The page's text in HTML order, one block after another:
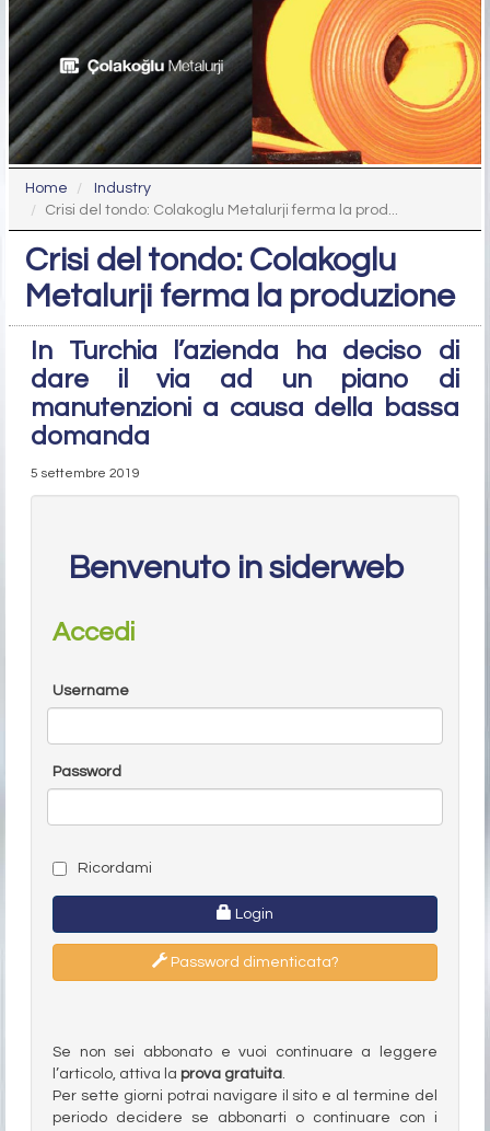
Home
Industry
Crisi del tondo: Colakoglu Metalurji ferma la prod...
Crisi del tondo: Colakoglu
Metalurji ferma la produzione
In Turchia l’azienda ha deciso di
dare il via ad un piano di
manutenzioni a causa della bassa
domanda
5 settembre 2019
Benvenuto in siderweb
Accedi
Username
Password
Ricordami
Login
Password dimenticata?
Se non sei abbonato e vuoi continuare a leggere
l’articolo, attiva la prova gratuita.
Per sette giorni potrai navigare il sito e al termine del
periodo decidere se abbonarti o continuare con i